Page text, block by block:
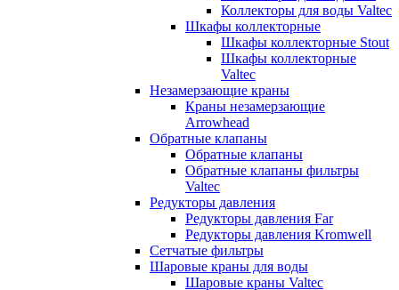
Коллекторы для воды Valtec
Шкафы коллекторные
Шкафы коллекторные Stout
Шкафы коллекторные
Valtec
Незамерзающие краны
Краны незамерзающие
Arrowhead
Обратные клапаны
Обратные клапаны
Обратные клапаны фильтры
Valtec
Редукторы давления
Редукторы давления Far
Редукторы давления Kromwell
Сетчатые фильтры
Шаровые краны для воды
Шаровые краны Valtec